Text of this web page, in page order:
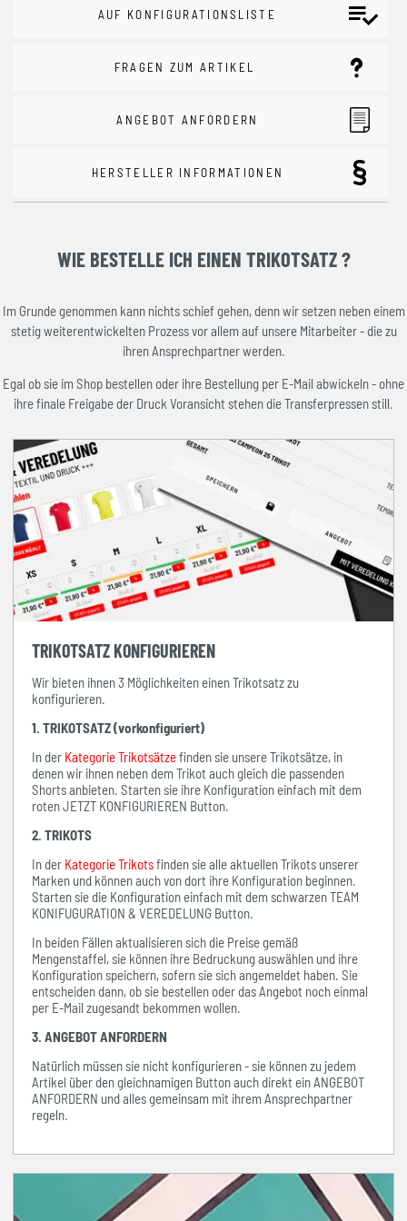
AUF KONFIGURATIONSLISTE
FRAGEN ZUM ARTIKEL
ANGEBOT ANFORDERN
HERSTELLER INFORMATIONEN
WIE BESTELLE ICH EINEN TRIKOTSATZ ?
Im Grunde genommen kann nichts schief gehen, denn wir setzen neben einem
stetig weiterentwickelten Prozess vor allem auf unsere Mitarbeiter - die zu
ihren Ansprechpartner werden.
Egal ob sie im Shop bestellen oder ihre Bestellung per E-Mail abwickeln - ohne
ihre finale Freigabe der Druck Voransicht stehen die Transferpressen still.
TRIKOTSATZ KONFIGURIEREN
Wir bieten ihnen 3 Möglichkeiten einen Trikotsatz zu
konfigurieren.
1. TRIKOTSATZ (vorkonfiguriert)
In der Kategorie Trikotsätzefinden sie unsere Trikotsätze, in
denen wir ihnen neben dem Trikot auch gleich die passenden
Shorts anbieten. Starten sie ihre Konfiguration einfach mit dem
roten JETZT KONFIGURIEREN Button.
2. TRIKOTS
In der Kategorie Trikotsfinden sie alle aktuellen Trikots unserer
Marken und können auch von dort ihre Konfiguration beginnen.
Starten sie die Konfiguration einfach mit dem schwarzen TEAM
KONIFUGURATION & VEREDELUNG Button.
In beiden Fällen aktualisieren sich die Preise gemäß
Mengenstaffel, sie können ihre Bedruckung auswählen und ihre
Konfiguration speichern, sofern sie sich angemeldet haben. Sie
entscheiden dann, ob sie bestellen oder das Angebot noch einmal
per E-Mail zugesandt bekommen wollen.
3. ANGEBOT ANFORDERN
Natürlich müssen sie nicht konfigurieren - sie können zu jedem
Artikel über den gleichnamigen Button auch direkt ein ANGEBOT
ANFORDERN und alles gemeinsam mit ihrem Ansprechpartner
regeln.